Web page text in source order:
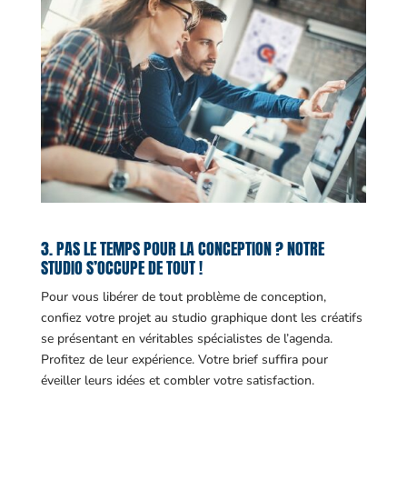
3. PAS LE TEMPS POUR LA CONCEPTION ? NOTRE
STUDIO S’OCCUPE DE TOUT !
Pour vous libérer de tout problème de conception,
confiez votre projet au studio graphique dont les créatifs
se présentant en véritables spécialistes de l’agenda.
Profitez de leur expérience. Votre brief suffira pour
éveiller leurs idées et combler votre satisfaction.